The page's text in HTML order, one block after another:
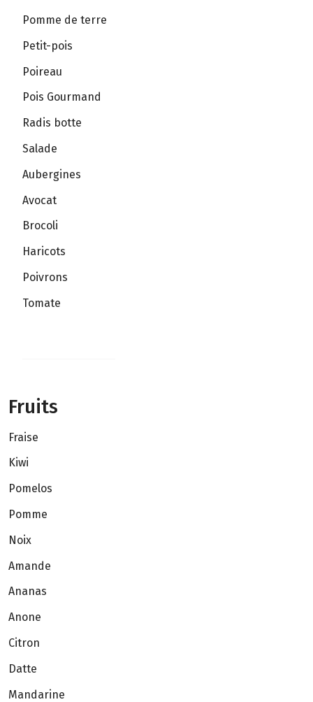
Pomme de terre
Petit-pois
Poireau
Pois Gourmand
Radis botte
Salade
Aubergines
Avocat
Brocoli
Haricots
Poivrons
Tomate
Fruits
Fraise
Kiwi
Pomelos
Pomme
Noix
Amande
Ananas
Anone
Citron
Datte
Mandarine